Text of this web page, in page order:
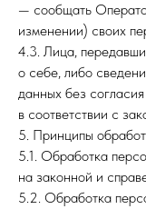
— сообщать
изменении) своих
4.3. Лица,
о себе, либо
данных без
в соответствии с
5. Принципы
5.1. Обработка
на законной и
5.2. Обработка